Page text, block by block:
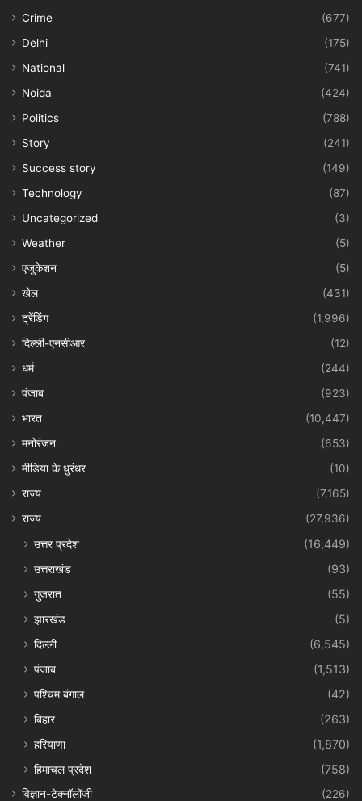
Crime
(677)
Delhi
(175)
National
(741)
Noida
(424)
Politics
(788)
Story
(241)
Success story
(149)
Technology
(87)
Uncategorized
(3)
Weather
(5)
एजुकेशन
(5)
खेल
(431)
ट्रेंडिंग
(1,996)
दिल्ली-एनसीआर
(12)
धर्म
(244)
पंजाब
(923)
भारत
(10,447)
मनोरंजन
(653)
मीडिया के धुरंधर
(10)
राज्य
(7,165)
राज्य
(27,936)
उत्तर प्रदेश
(16,449)
उत्तराखंड
(93)
गुजरात
(55)
झारखंड
(5)
दिल्ली
(6,545)
पंजाब
(1,513)
पश्चिम बंगाल
(42)
बिहार
(263)
हरियाणा
(1,870)
हिमाचल प्रदेश
(758)
विज्ञान-टेक्नॉलॉजी
(226)